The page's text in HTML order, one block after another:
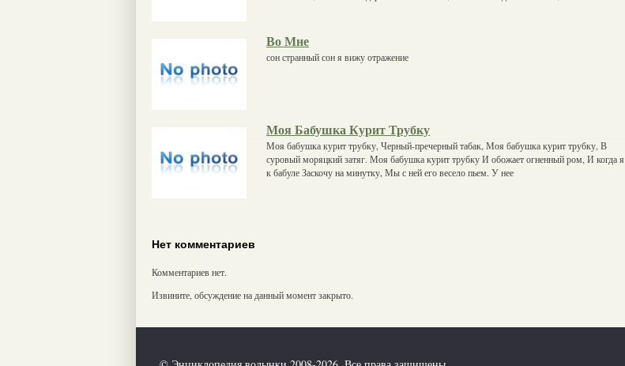
Во Мне
сон странный сон я вижу отражение
Моя Бабушка Курит Трубку
Моя бабушка курит трубку, Черный-пречерный табак, Моя бабушка курит трубку, В
суровый моряцкий затяг. Моя бабушка курит трубку И обожает огненный ром, И когда я
к бабуле Заскочу на минутку, Мы с ней его весело пьем. У нее
Нет комментариев
Комментариев нет.
Извините, обсуждение на данный момент закрыто.